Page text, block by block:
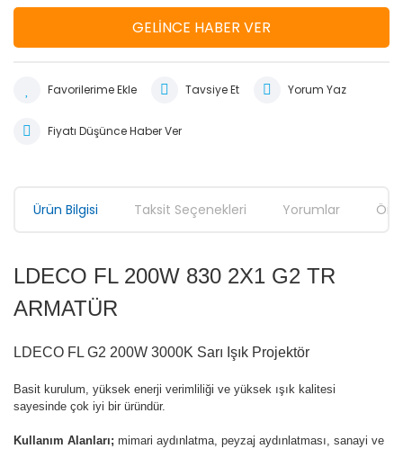
GELİNCE HABER VER
Tavsiye Et Yorum Yaz
Fiyatı Düşünce Haber Ver
Ürün Bilgisi Taksit Seçenekleri Yorumlar
LDECO FL 200W 830 2X1 G2 TR
ARMATÜR
LDECO FL G2 200W 3000K Sarı Işık Projektör
Basit kurulum, yüksek enerji verimliliği ve yüksek ışık kalitesi
sayesinde çok iyi bir üründür.
Kullanım Alanları; mimari aydınlatma, peyzaj aydınlatması, sanayi ve